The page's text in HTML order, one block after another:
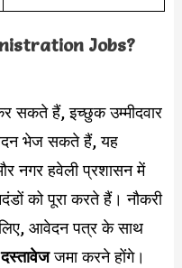
Jobs?
सकते हैं, इच्छुक उम्मीदवार
भेज सकते हैं, यह
नगर हवेली प्रशासन में
को पूरा करते हैं। नौकरी
आवेदन पत्र के साथ
जमा करने होंगे।